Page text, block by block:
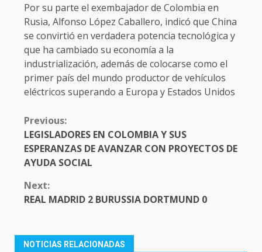
Por su parte el exembajador de Colombia en
Rusia, Alfonso López Caballero, indicó que China
se convirtió en verdadera potencia tecnológica y
que ha cambiado su economía a la
industrialización, además de colocarse como el
primer país del mundo productor de vehículos
eléctricos superando a Europa y Estados Unidos
CONTINUE
READING
Previous:
LEGISLADORES EN COLOMBIA Y SUS
ESPERANZAS DE AVANZAR CON PROYECTOS DE
AYUDA SOCIAL
Next:
REAL MADRID 2 BURUSSIA DORTMUND 0
NOTICIAS RELACIONADAS